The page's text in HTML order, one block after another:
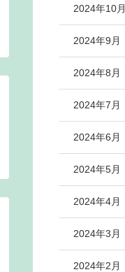
2024年10月
2024年9月
2024年8月
2024年7月
2024年6月
2024年5月
2024年4月
2024年3月
2024年2月